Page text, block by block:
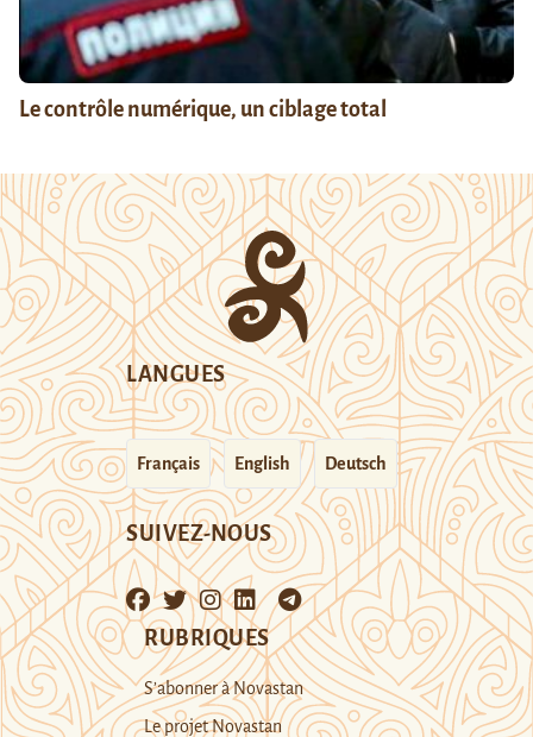
Le contrôle numérique, un ciblage total
LANGUES
Français English Deutsch
SUIVEZ-NOUS
RUBRIQUES
S’abonner à Novastan
Le projet Novastan